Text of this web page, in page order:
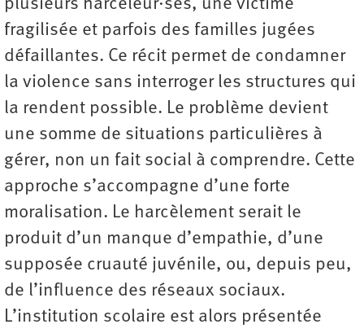
plusieurs harceleur·ses, une victime
fragilisée et parfois des familles jugées
défaillantes. Ce récit permet de condamner
la violence sans interroger les structures qui
la rendent possible. Le problème devient
une somme de situations particulières à
gérer, non un fait social à comprendre. Cette
approche s’accompagne d’une forte
moralisation. Le harcèlement serait le
produit d’un manque d’empathie, d’une
supposée cruauté juvénile, ou, depuis peu,
de l’influence des réseaux sociaux.
L’institution scolaire est alors présentée